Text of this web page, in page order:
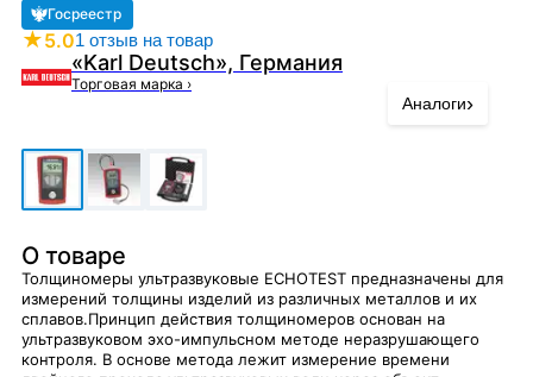
Госреестр
★5.01 отзыв на товар
«Karl Deutsch», Германия
Торговая марка ›
Аналоги›
О товаре
Толщиномеры ультразвуковые ECHOTEST предназначены для
измерений толщины изделий из различных металлов и их
сплавов.Принцип действия толщиномеров основан на
ультразвуковом эхо-импульсном методе неразрушающего
контроля. В основе метода лежит измерение времени